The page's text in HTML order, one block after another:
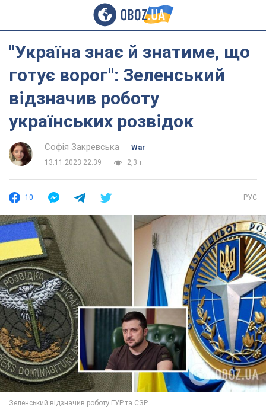
"Україна знає й знатиме, що
готує ворог": Зеленський
відзначив роботу
українських розвідок
Софія Закревська
War
13.11.2023 22:39
2,3 т.
10 РУС